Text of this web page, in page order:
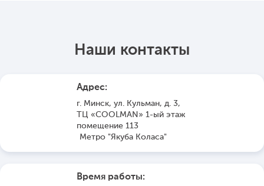
Наши контакты
Адрес:
г. Минск, ул. Кульман, д. 3,
ТЦ «COOLMAN» 1-ый этаж
помещение 113
Метро "Якуба Коласа"
Время работы: